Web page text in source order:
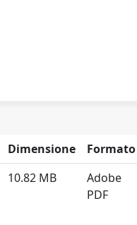
Dimensione
Formato
10.82 MB
Adobe
PDF